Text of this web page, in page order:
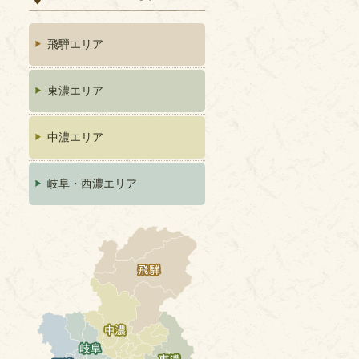
飛騨エリア
東濃エリア
中濃エリア
岐阜・西濃エリア